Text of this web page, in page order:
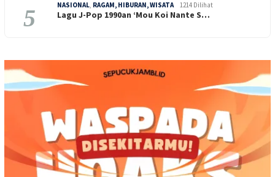
5 NASIONAL RAGAM, HIBURAN, WISATA 1214 Dilihat
Lagu J-Pop 1990an ‘Mou Koi Nante S…